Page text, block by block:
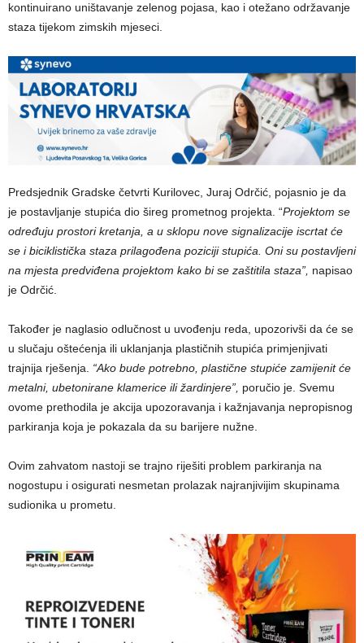
kontinuirano uništavanje zelenog pojasa, kao i otežano održavanje
staza tijekom zimskih mjeseci.
Predsjednik Gradske četvrti Kurilovec, Juraj Odrčić, pojasnio je da
je postavljanje stupića dio šireg prometnog projekta. “Projektom se
određuju prostori kretanja, a u sklopu nove signalizacije iscrtat će
se i biciklistička staza prilagođena poziciji stupića. Oni su postavljeni
na mjesta predviđena projektom kako bi se zaštitila staza”, napisao
je Odrčić.
Također je naglasio odlučnost u uvođenju reda, upozorivši da će se
u slučaju oštećenja ili uklanjanja plastičnih stupića primjenjivati
trajnija rješenja. “Ako bude potrebno, plastične stupiće zamijenit će
metalni, ubetonirane klamerice ili žardinjere”, poručio je. Svemu
ovome prethodila je akcija upozoravanja i kažnjavanja nepropisnog
parkiranja koja je pokazala da su barijere nužne.
Ovim zahvatom nastoji se trajno riješiti problem parkiranja na
nogostupu i osigurati nesmetan prolazak najranjivijim skupinama
sudionika u prometu.